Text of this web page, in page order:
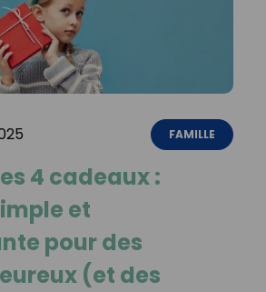
FAMILLE
4 cadeaux :
et
pour des
(et des